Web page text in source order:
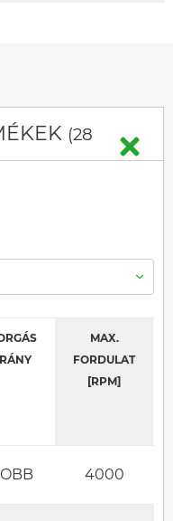
(28
MAX.
FORDULAT
[RPM]
4000